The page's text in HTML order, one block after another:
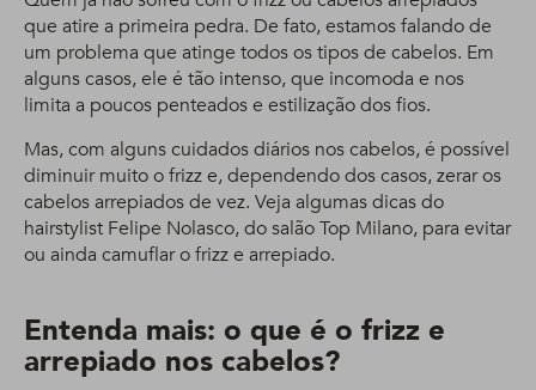
que atire a primeira pedra. De fato, estamos falando de
um problema que atinge todos os tipos de cabelos. Em
alguns casos, ele é tão intenso, que incomoda e nos
limita a poucos penteados e estilização dos fios.
Mas, com alguns cuidados diários nos cabelos, é possível
diminuir muito o frizz e, dependendo dos casos, zerar os
cabelos arrepiados de vez. Veja algumas dicas do
hairstylist Felipe Nolasco, do salão Top Milano, para evitar
ou ainda camuflar o frizz e arrepiado.
Entenda mais: o que é o frizz e
arrepiado nos cabelos?